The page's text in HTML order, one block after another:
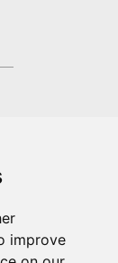
improve